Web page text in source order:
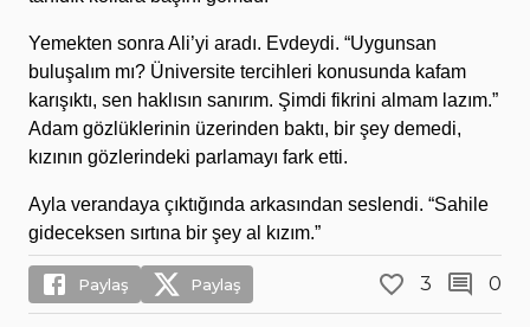
Yemekten sonra Ali’yi aradı. Evdeydi. “Uygunsan
buluşalım mı? Üniversite tercihleri konusunda kafam
karışıktı, sen haklısın sanırım. Şimdi fikrini almam lazım.”
Adam gözlüklerinin üzerinden baktı, bir şey demedi,
kızının gözlerindeki parlamayı fark etti.
Ayla verandaya çıktığında arkasından seslendi. “Sahile
gideceksen sırtına bir şey al kızım.”
Paylaş Paylaş 3 0